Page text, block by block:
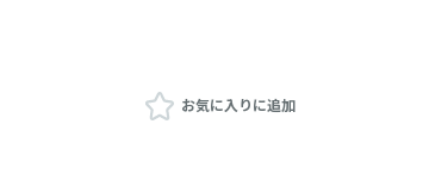
お気に入りに追加